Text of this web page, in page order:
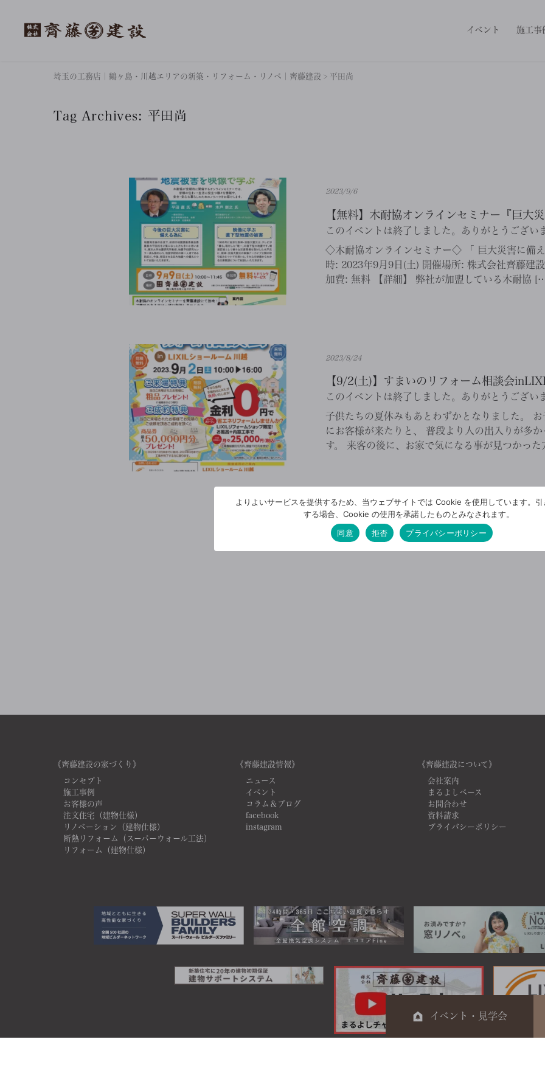
イベント 施工事
埼玉の工務店｜鶴ヶ島・川越エリアの新築・リフォーム・リノベ｜齊藤建設 > 平田尚
Tag Archives: 平田尚
2023/9/6
【無料】木耐協オンラインセミナー『巨大
このイベントは終了しました。ありがとうござい
◇木耐協オンラインセミナー◇ 「 巨大災害に備
時: 2023年9月9日(土) 開催場所: 株式会社齊藤建
加費: 無料 【詳細】 弊社が加盟している木耐協
2023/8/24
【9/2(土)】すまいのリフォーム相談会
このイベントは終了しました。ありがとうござい
子供たちの夏休みもあとわずかとなりました。
にお客様が来たりと、 普段より人の出入りが多
す。 来客の後に、お家で気になる事が見つかっ
《齊藤建設の家づくり》
コンセプト
施工事例
お客様の声
注文住宅（建物仕様）
リノベーション（建物仕様）
断熱リフォーム（スーパーウォール工法）
リフォーム（建物仕様）
《齊藤建設情報》
ニュース
イベント
コラム＆ブログ
facebook
instagram
《齊藤建設について》
会社案内
まるよしベース
お問合わせ
資料請求
プライバシーポリシー
イベント・見学会
よりよいサービスを提供するため、当ウェブサイトでは Cookie を使用しています。引
する場合、Cookie の使用を承諾したものとみなされます。
同意
拒否 プライバシーポリシー